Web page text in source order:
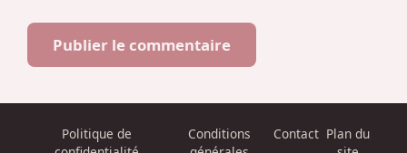
Politique de
Conditions
Contact Plan du